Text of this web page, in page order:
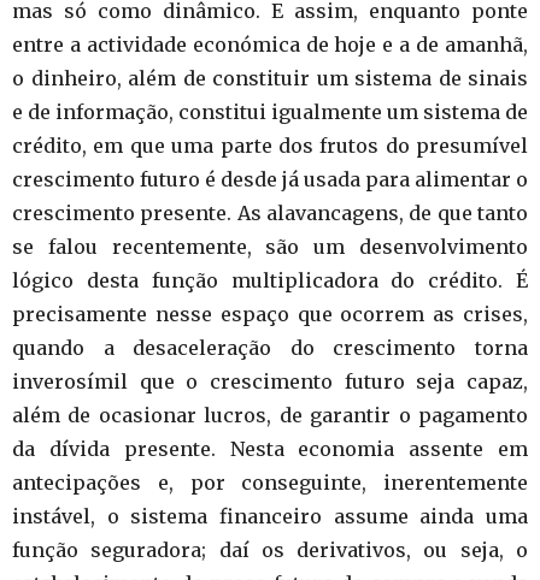
mas só como dinâmico. E assim, enquanto ponte
entre a actividade económica de hoje e a de amanhã,
o dinheiro, além de constituir um sistema de sinais
e de informação, constitui igualmente um sistema de
crédito, em que uma parte dos frutos do presumível
crescimento futuro é desde já usada para alimentar o
crescimento presente. As alavancagens, de que tanto
se falou recentemente, são um desenvolvimento
lógico desta função multiplicadora do crédito. É
precisamente nesse espaço que ocorrem as crises,
quando a desaceleração do crescimento torna
inverosímil que o crescimento futuro seja capaz,
além de ocasionar lucros, de garantir o pagamento
da dívida presente. Nesta economia assente em
antecipações e, por conseguinte, inerentemente
instável, o sistema financeiro assume ainda uma
função seguradora; daí os derivativos, ou seja, o